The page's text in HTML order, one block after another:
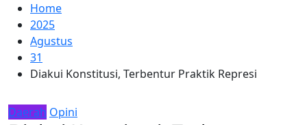
Home
2025
Agustus
31
Diakui Konstitusi, Terbentur Praktik Represi
Daerah Opini